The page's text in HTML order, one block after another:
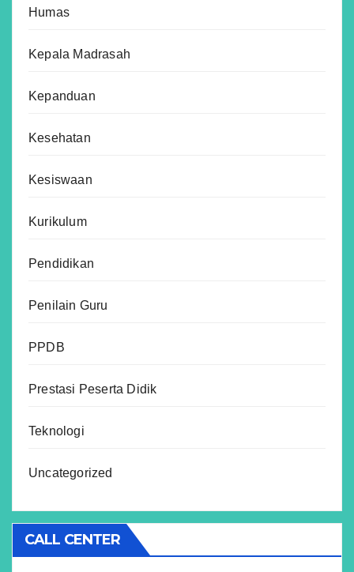
Humas
Kepala Madrasah
Kepanduan
Kesehatan
Kesiswaan
Kurikulum
Pendidikan
Penilain Guru
PPDB
Prestasi Peserta Didik
Teknologi
Uncategorized
CALL CENTER